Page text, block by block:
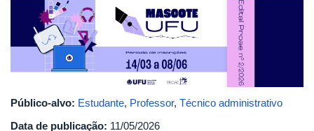
whatsapp_image_2026-
05-
11_at_09.44.52.jpeg
Público-alvo: Estudante, Professor, Técnico administrativo
Data de publicação: 11/05/2026